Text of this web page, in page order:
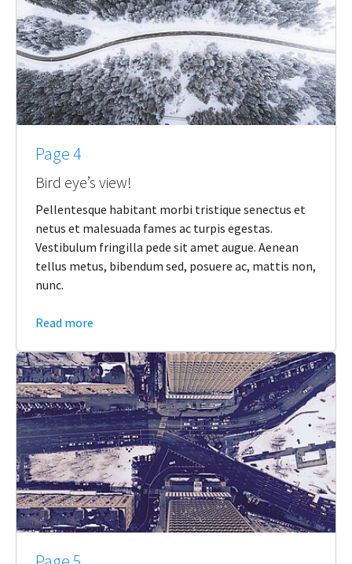
Page 4
Bird eye’s view!
Pellentesque habitant morbi tristique senectus et
netus et malesuada fames ac turpis egestas.
Vestibulum fringilla pede sit amet augue. Aenean
tellus metus, bibendum sed, posuere ac, mattis non,
nunc.
Read more